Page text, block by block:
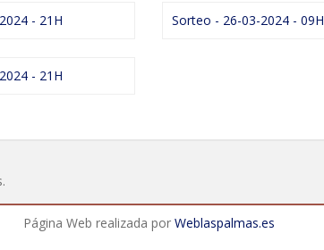
- 21H Sorteo - 26-03-2024 - 09H
- 21H
Página Web realizada por Weblaspalmas.es